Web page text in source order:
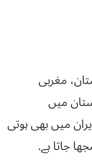
مغربی
میں
میں بھی ہوتی
جاتا ہے.